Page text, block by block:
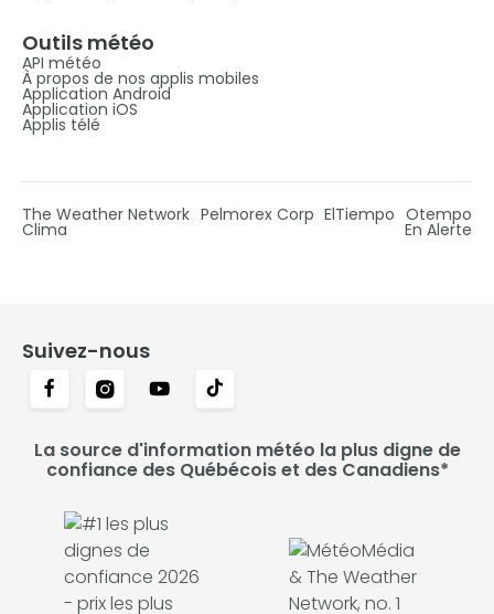
Outils météo
API météo
À propos de nos applis mobiles
Application Android
Application iOS
Applis télé
The Weather Network Pelmorex Corp ElTiempo Otempo
Clima En Alerte
Suivez-nous
La source d'information météo la plus digne de
confiance des Québécois et des Canadiens*